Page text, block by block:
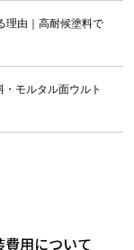
理由｜高耐候塗料で
モルタル面ウルト
費用について